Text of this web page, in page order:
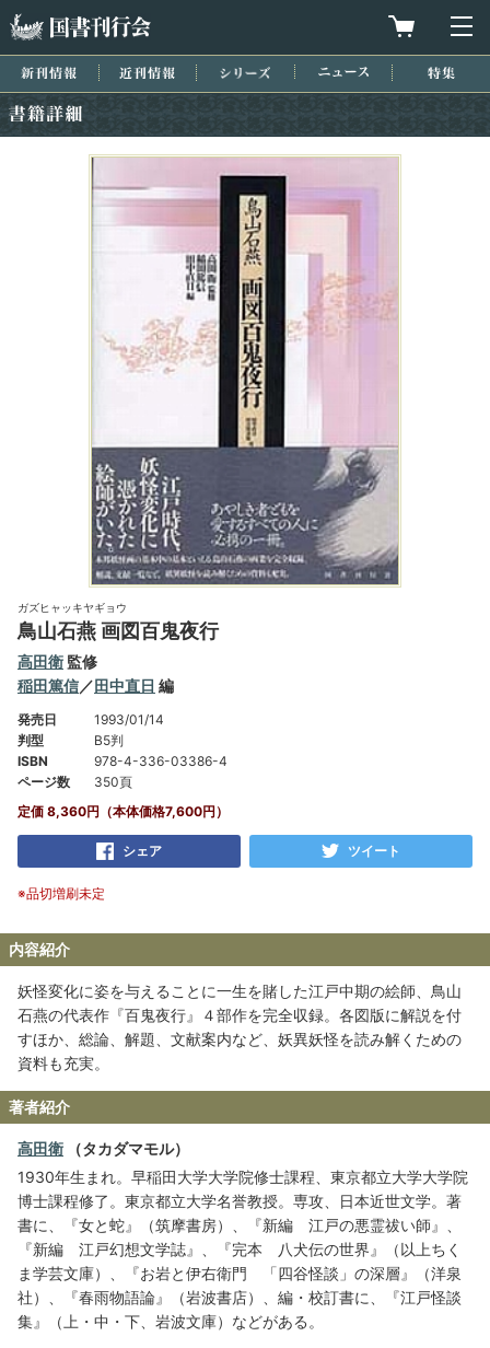
買物カゴを
新刊情報 近刊情報 シリーズ ニュース
ガズヒャッキヤギョウ
鳥山石燕 画図百鬼夜行
高田衛 監修
稲田篤信／田中直日 編
発売日
1993/01/14
判型
B5判
ISBN
978-4-336-03386-4
ページ数
350頁
定価 8,360円（本体価格7,600円）
シェア ツイート
※品切増刷未定
内容紹介
妖怪変化に姿を与えることに一生を賭した江戸中期の絵師、鳥山
石燕の代表作『百鬼夜行』４部作を完全収録。各図版に解説を付
すほか、総論、解題、文献案内など、妖異妖怪を読み解くための
資料も充実。
著者紹介
高田衛 （タカダマモル）
1930年生まれ。早稲田大学大学院修士課程、東京都立大学大学院
博士課程修了。東京都立大学名誉教授。専攻、日本近世文学。著
書に、『女と蛇』（筑摩書房）、『新編 江戸の悪霊祓い師』、
『新編 江戸幻想文学誌』、『完本 八犬伝の世界』（以上ちく
ま学芸文庫）、『お岩と伊右衛門 「四谷怪談」の深層』（洋泉
社）、『春雨物語論』（岩波書店）、編・校訂書に、『江戸怪談
集』（上・中・下、岩波文庫）などがある。